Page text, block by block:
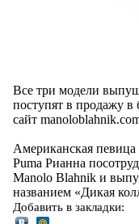
Все три модели
поступят в продажу в
сайт
Американская
Puma Рианна
Manolo Blahnik и
названием «Дикая
Добавить в закладки: